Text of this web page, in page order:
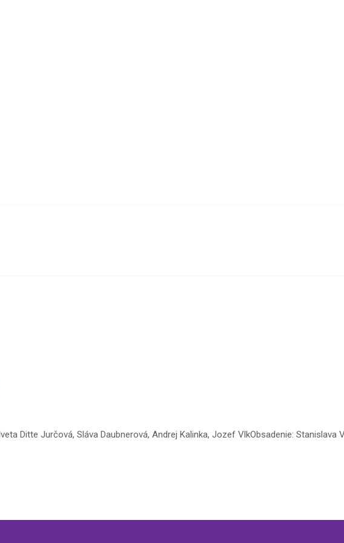
Ditte Jurčová, Sláva Daubnerová, Andrej Kalinka, Jozef VlkObsadenie: Stanislava